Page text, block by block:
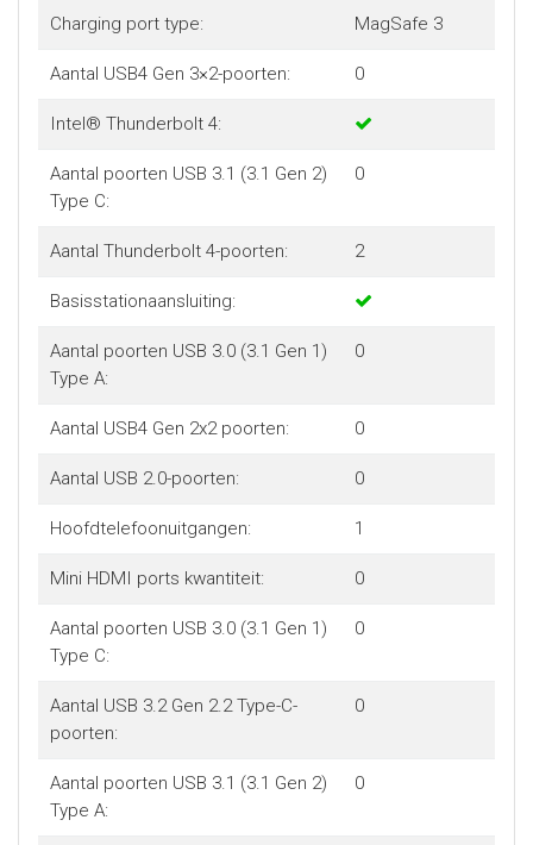
Charging port type: MagSafe 3
Aantal USB4 Gen 3×2-poorten: 0
Intel® Thunderbolt 4:
Aantal poorten USB 3.1 (3.1 Gen 2)
Type C:
0
Aantal Thunderbolt 4-poorten: 2
Basisstationaansluiting:
Aantal poorten USB 3.0 (3.1 Gen 1)
Type A:
0
Aantal USB4 Gen 2x2 poorten: 0
Aantal USB 2.0-poorten: 0
Hoofdtelefoonuitgangen: 1
Mini HDMI ports kwantiteit: 0
Aantal poorten USB 3.0 (3.1 Gen 1)
Type C:
0
Aantal USB 3.2 Gen 2.2 Type-C-
poorten:
0
Aantal poorten USB 3.1 (3.1 Gen 2)
Type A:
0